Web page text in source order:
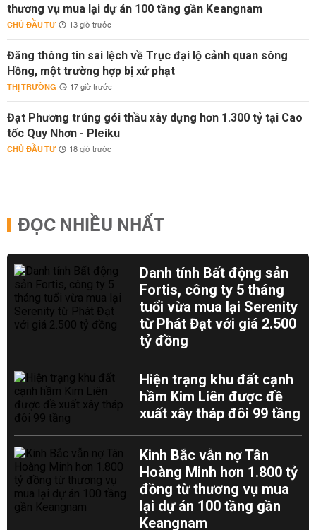
thương vụ mua lại dự án 100 tầng gần Keangnam
CHỦ ĐẦU TƯ 13 giờ trước
Đăng thông tin sai lệch về Trục đại lộ cảnh quan sông
Hồng, một trường hợp bị xử phạt
THỊ TRƯỜNG 17 giờ trước
Đạt Phương trúng gói thầu xây dựng hơn 1.300 tỷ tại Cao
tốc Quy Nhơn - Pleiku
CHỦ ĐẦU TƯ 18 giờ trước
ĐỌC NHIỀU NHẤT
Danh tính Bất động sản
Fortis, công ty 5 tháng
tuổi vừa mua lại Serenity
từ Phát Đạt với giá 2.500
tỷ đồng
Hiện trạng khu đất cạnh
hầm Kim Liên được đề
xuất xây tháp đôi 99 tầng
Kinh Bắc vẫn nợ Tân
Hoàng Minh hơn 1.800 tỷ
đồng từ thương vụ mua
lại dự án 100 tầng gần
Keangnam